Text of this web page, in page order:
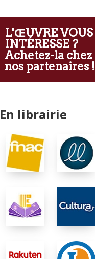
L'ŒUVRE VOUS
INTÉRESSE ?
Achetez-la chez
nos partenaires !
En librairie